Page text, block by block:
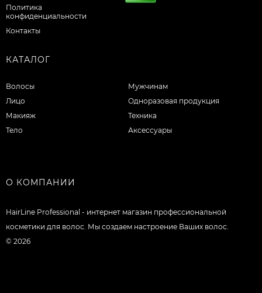
Политика
конфиденциальности
Контакты
КАТАЛОГ
Волосы
Лицо
Макияж
Тело
Мужчинам
Одноразовая продукция
Техника
Аксессуары
О КОМПАНИИ
HairLine Professional - интернет магазин профессиональной
косметики для волос. Мы создаем настроение Ваших волос.
© 2026